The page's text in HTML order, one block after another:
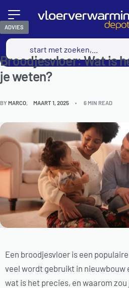
ADVIES
Broodjesvloer: Wat is
je weten?
BYMARCO MAART 1, 2025 6 MIN READ
Een broodjesvloer is een
veel wordt gebruikt in nieuwbouw
wat is het precies, en waarom zou